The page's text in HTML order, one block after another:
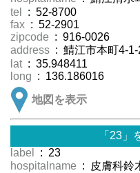
tel
: 52-8700
fax : 52-2901
zipcode : 916-0026
address : 鯖江市本町4-1-
lat : 35.948411
long : 136.186016
地図を表示
「23」
label
: 23
hospitalname : 皮膚科鈴